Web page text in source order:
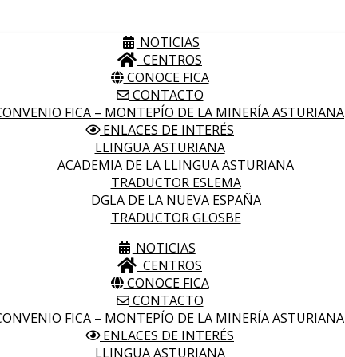
NOTICIAS
CENTROS
CONOCE FICA
CONTACTO
FICA – MONTEPÍO DE LA MINERÍA ASTURIANA
ENLACES DE INTERÉS
LLINGUA ASTURIANA
ACADEMIA DE LA LLINGUA ASTURIANA
TRADUCTOR ESLEMA
DGLA DE LA NUEVA ESPAÑA
TRADUCTOR GLOSBE
NOTICIAS
CENTROS
CONOCE FICA
CONTACTO
FICA – MONTEPÍO DE LA MINERÍA ASTURIANA
ENLACES DE INTERÉS
LLINGUA ASTURIANA